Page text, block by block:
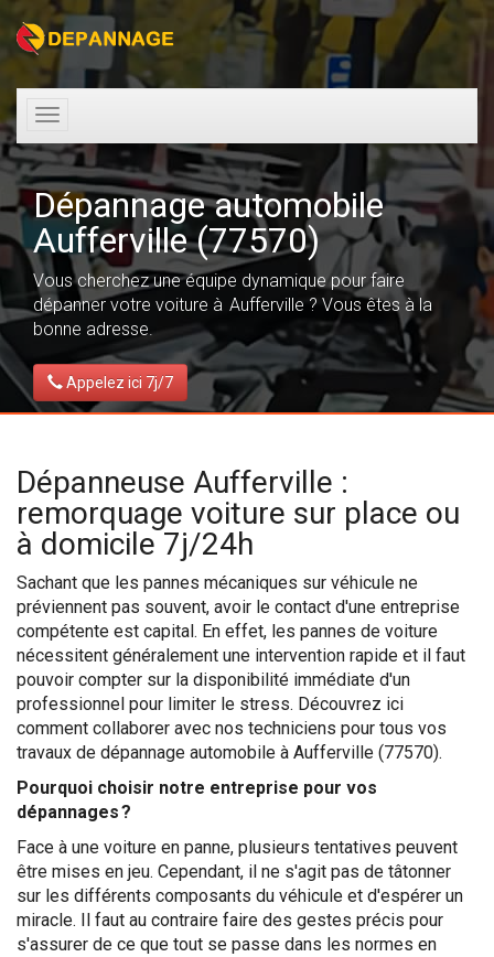
Toggle
navigation
Dépannage automobile
Aufferville (77570)
Vous cherchez une équipe dynamique pour faire
dépanner votre voiture à Aufferville ? Vous êtes à la
bonne adresse.
Appelez ici 7j/7
Dépanneuse Aufferville :
remorquage voiture sur place ou
à domicile 7j/24h
Sachant que les pannes mécaniques sur véhicule ne
préviennent pas souvent, avoir le contact d'une entreprise
compétente est capital. En effet, les pannes de voiture
nécessitent généralement une intervention rapide et il faut
pouvoir compter sur la disponibilité immédiate d'un
professionnel pour limiter le stress. Découvrez ici
comment collaborer avec nos techniciens pour tous vos
travaux de dépannage automobile à Aufferville (77570).
Pourquoi choisir notre entreprise pour vos
dépannages ?
Face à une voiture en panne, plusieurs tentatives peuvent
être mises en jeu. Cependant, il ne s'agit pas de tâtonner
sur les différents composants du véhicule et d'espérer un
miracle. Il faut au contraire faire des gestes précis pour
s'assurer de ce que tout se passe dans les normes en